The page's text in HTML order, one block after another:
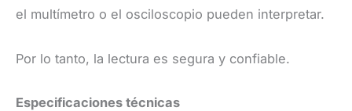
el multímetro o el osciloscopio pueden interpretar.
Por lo tanto, la lectura es segura y confiable.
​Especificaciones técnicas